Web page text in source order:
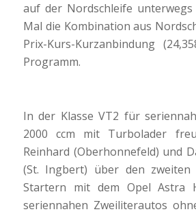
auf der Nordschleife
Mal die Kombination aus
Prix-Kurs-Kurzanbindung
Programm.
In der Klasse VT2 für
2000 ccm mit Turbolader
Reinhard (Oberhonnefeld) und
(St. Ingbert) über den
Startern mit dem Opel Astra
seriennahen Zweiliterautos